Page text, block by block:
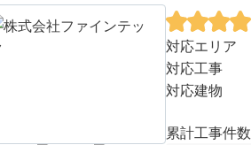
対応エリア
対応工事
対応建物
累計工事件数